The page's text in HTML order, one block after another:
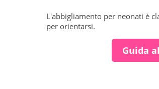
L'abbigliamento per neonati è
per orientarsi.
Guida